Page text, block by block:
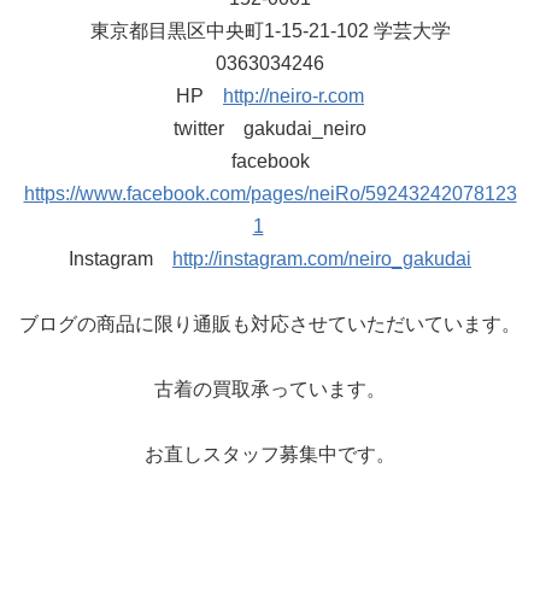
東京都目黒区中央町1-15-21-102 学芸大学
0363034246
HP
http://neiro-r.com
twitter gakudai_neiro
facebook
https://www.facebook.com/pages/neiRo/59243242078123
1
Instagram
http://instagram.com/neiro_gakudai
ブログの商品に限り通販も対応させていただいています。
古着の買取承っています。
お直しスタッフ募集中です。